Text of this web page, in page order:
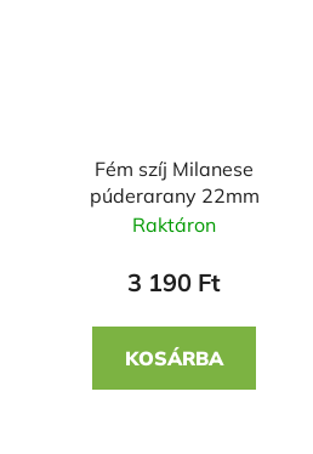
Fém szíj Milanese
púderarany 22mm
Raktáron
3 190 Ft
KOSÁRBA